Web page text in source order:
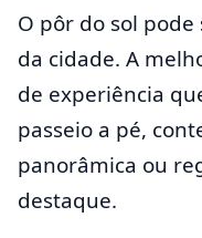
O pôr do sol
da cidade. A
de experiência
passeio a pé,
panorâmica ou
destaque.